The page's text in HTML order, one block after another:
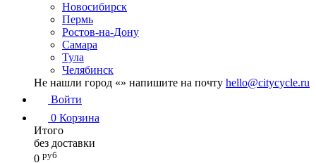
Новосибирск
Пермь
Ростов-на-Дону
Самара
Тула
Челябинск
Не нашли город «» напишите на почту hello@citycycle.ru
Войти
0 Корзина
Итого
без доставки
0 руб